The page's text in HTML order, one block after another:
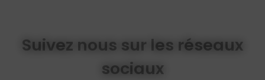
Suivez nous sur les réseaux
sociaux